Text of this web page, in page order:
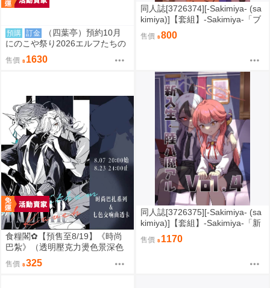
預購 訂金
（四葉亭）預約10月
にのこや祭り2026エルフたちの
宴 複製簽名 壓克力磚 0829
售價 1630
同人誌[3726374][-Sakimiya- (sa
kimiya)]【套組】-Sakimiya-「ブ
ルアカ本」セット (蔚藍檔案)
售價 800
食糧閣✿【預售至8/19】《時尚
巴紮》（透明壓克力燙色景深色
紙&透卡書籤、大正反光徽章&白
瓷底雙面小卡、雙面對裱白瓷逆
售價 325
同人誌[3726375][-Sakimiya- (sa
kimiya)]【套組】-Sakimiya-「新
入生.陸八魔アル」セット (蔚藍
檔案)
售價 1170